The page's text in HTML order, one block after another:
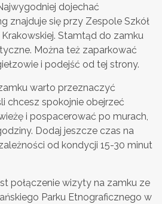
dojechać
znajduje się przy Zespole Szkół
Stamtąd do zamku
Można też zaparkować
i podejść od tej strony.
warto przeznaczyć
chcesz spokojnie obejrzeć
i pospacerować po murach,
Dodaj jeszcze czas na
od kondycji 15-30 minut
połączenie wizyty na zamku ze
Parku Etnograficznego w